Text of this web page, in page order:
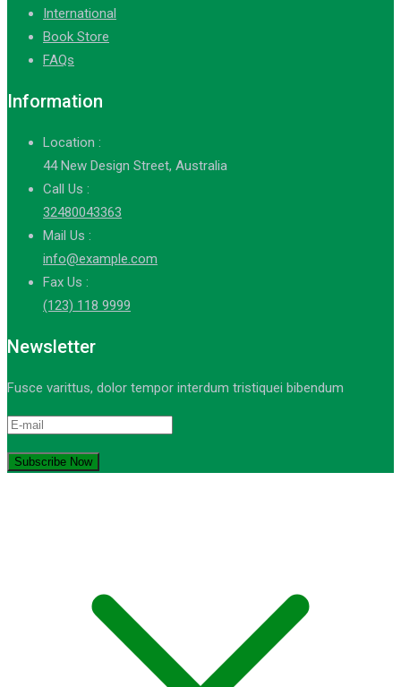
International
Book Store
FAQs
Information
Location :
44 New Design Street, Australia
Call Us :
32480043363
Mail Us :
info@example.com
Fax Us :
(123) 118 9999
Newsletter
Fusce varittus, dolor tempor interdum tristiquei bibendum